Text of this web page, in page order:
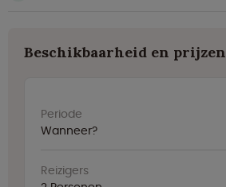
Beschikbaarheid en prijzen
Periode
Wanneer?
Reizigers